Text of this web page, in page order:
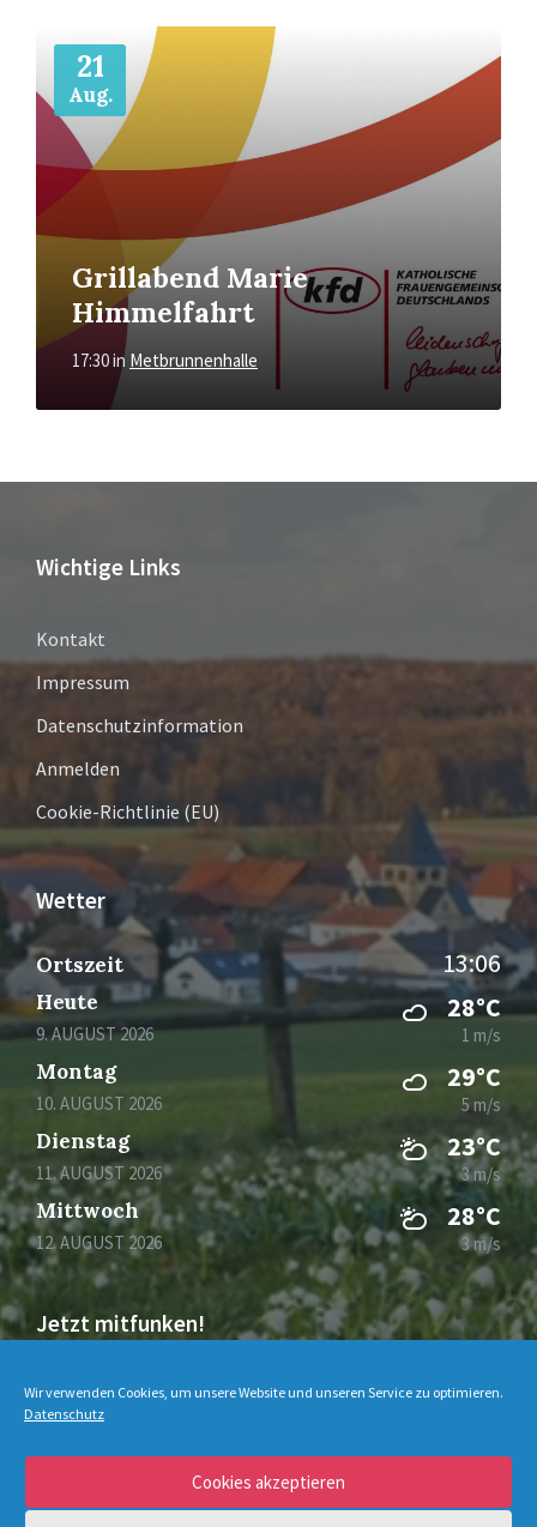
Wir verwenden Cookies, um unsere Website und unseren Service zu optimieren.
Datenschutz
Cookies akzeptieren
21
Aug.
Grillabend Marie
Himmelfahrt
17:30in Metbrunnenhalle
Wichtige Links
Kontakt
Impressum
Datenschutzinformation
Anmelden
Cookie-Richtlinie (EU)
Wetter
Ortszeit 13:06
Heute
9. AUGUST 2026
28°C
1 m/s
Montag
10. AUGUST 2026
29°C
5 m/s
Dienstag
11. AUGUST 2026
23°C
3 m/s
Mittwoch
12. AUGUST 2026
28°C
3 m/s
Jetzt mitfunken!
Bleiben Sie auch unterwegs immer auf dem
Laufenden mit DorfFunk!
Jetzt laden für iOS & Android